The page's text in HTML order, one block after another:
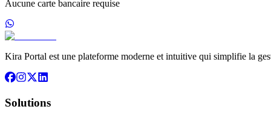
Aucune carte bancaire requise
Kira Portal est une plateforme moderne et intuitive qui simplifie la
Solutions